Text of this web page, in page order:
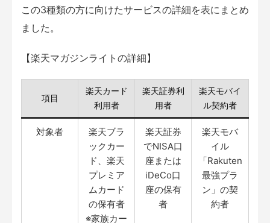
この3種類の方に向けたサービスの詳細を表にまとめ
ました。
【楽天マガジンライトの詳細】
項目
楽天カード
利用者
楽天証券利
用者
楽天モバイ
ル契約者
対象者
楽天ブラ
ックカー
ド、楽天
プレミア
ムカード
の保有者
※家族カー
楽天証券
でNISA口
座または
iDeCo口
座の保有
者
楽天モバ
イル
「Rakuten
最強プラ
ン」の契
約者